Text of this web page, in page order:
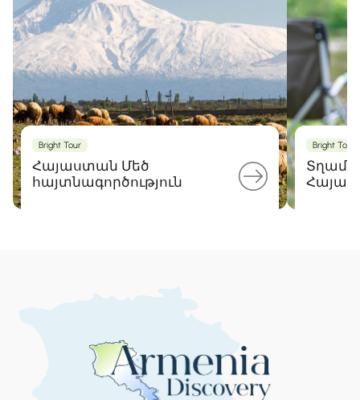
Bright Tour
Հայաստան Մեծ
հայտնագործություն
Bright Tour